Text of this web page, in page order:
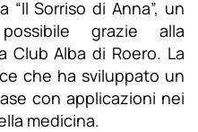
Sorriso di Anna”, un
grazie alla
Club Alba di Roero. La
che ha sviluppato un
con applicazioni nei
medicina.